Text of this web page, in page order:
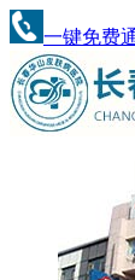
一键免费